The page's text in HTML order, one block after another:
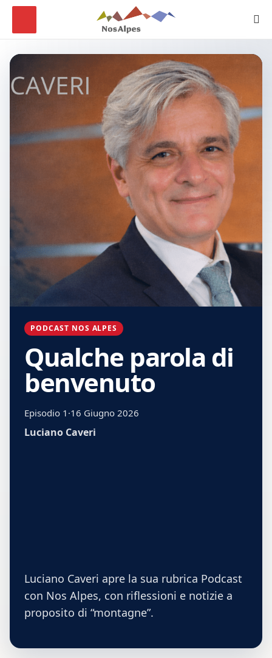
PODCAST NOS ALPES
Qualche parola di
benvenuto
Episodio 1 ·16 Giugno 2026
Luciano Caveri
Luciano Caveri apre la sua rubrica Podcast
con Nos Alpes, con riflessioni e notizie a
proposito di “montagne”.